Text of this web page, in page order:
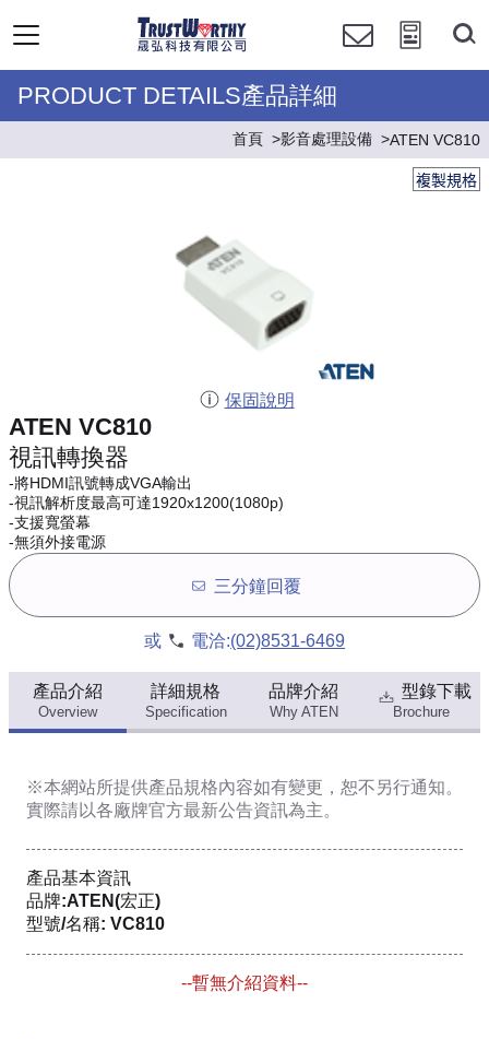
PRODUCT DETAILS產品詳細
首頁 影音處理設備 ATEN VC810
複製規格
保固說明
ATEN VC810
視訊轉換器
-將HDMI訊號轉成VGA輸出
-視訊解析度最高可達1920x1200(1080p)
-支援寬螢幕
-無須外接電源
三分鐘回覆
或 電洽:(02)8531-6469
產品介紹
Overview
詳細規格
Specification
品牌介紹
Why ATEN
型錄下載
Brochure
※本網站所提供產品規格內容如有變更，恕不另行通知。
實際請以各廠牌官方最新公告資訊為主。
產品基本資訊
品牌:ATEN(宏正)
型號/名稱: VC810
--暫無介紹資料--